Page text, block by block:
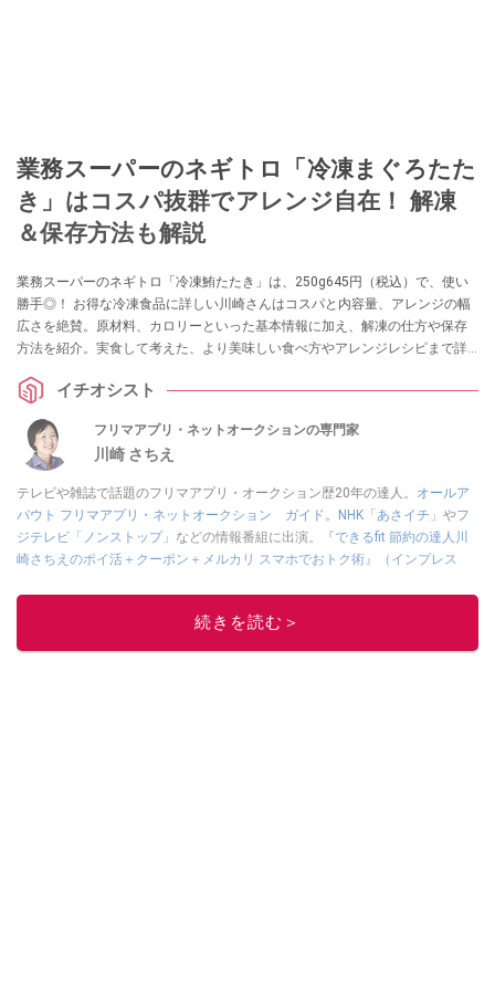
業務スーパーのネギトロ「冷凍まぐろたた
き」はコスパ抜群でアレンジ自在！ 解凍
＆保存方法も解説
業務スーパーのネギトロ「冷凍鮪たたき」は、250g645円（税込）で、使い
勝手◎！ お得な冷凍食品に詳しい川崎さんはコスパと内容量、アレンジの幅
広さを絶賛。原材料、カロリーといった基本情報に加え、解凍の仕方や保存
方法を紹介。実食して考えた、より美味しい食べ方やアレンジレシピまで詳
イチオシスト
フリマアプリ・ネットオークションの専門家
川崎 さちえ
テレビや雑誌で話題のフリマアプリ・オークション歴20年の達人。 オールア
バウト フリマアプリ・ネットオークション ガイド。 NHK「あさイチ」 やフ
ジテレビ「ノンストップ」 などの情報番組に出演。
『できるfit 節約の達人川
崎さちえのポイ活＋クーポン＋メルカリ スマホでおトク術』（インプレス
的に稼ぐ！』（翔泳社刊）
■経歴：2003年、夫が子育てをするために、突然会社を辞める。翌月からの
続きを読む＞